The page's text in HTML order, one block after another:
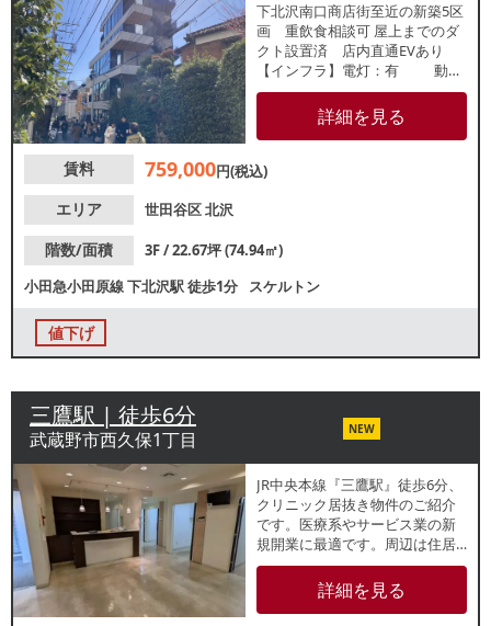
下北沢南口商店街至近の新築5区
画 重飲食相談可 屋上までのダ
クト設置済 店内直通EVあり
【インフラ】電灯：有 動
力：有 ガス管口径：40A
水道：30mm 【厨房排気】
無 【空調】無 【グリスト】無
24時まで 【不可業態】ポー
高】約3.1ｍ ※記載の店舗情報は
いません。
詳細を見る
賃料 759,000円(税込)
エリア
世田谷区北沢
階数/面積
3F / 22.67坪 (74.94㎡)
小田急小田原線下北沢駅徒歩1分 スケルトン
値下げ
三鷹駅 | 徒歩6分
武蔵野市西久保1丁目 NEW
JR中央本線『三鷹駅』徒歩6分、
クリニック居抜き物件のご紹介
です。医療系やサービス業の新
規開業に最適です。周辺は住居
も多く、子供からお年寄りまで
幅広い利用が期待できます。諸
条件等、お気軽にお問合せくだ
詳細を見る